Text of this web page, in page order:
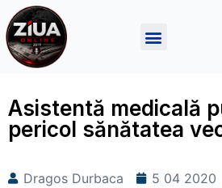
Asistentă medicală
pericol sănătatea
Dragos Durbaca 5 04 2020